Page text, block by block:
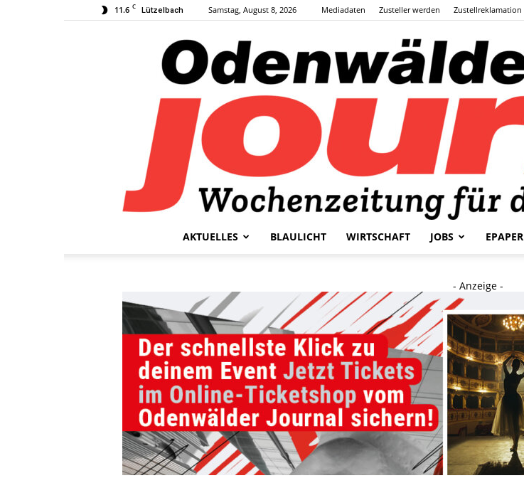
11.6 C Lützelbach Samstag, August 8, 2026 Mediadaten Zusteller werden Zustellreklamation
Journal
AKTUELLES BLAULICHT WIRTSCHAFT JOBS EPAPER
- Anzeige -